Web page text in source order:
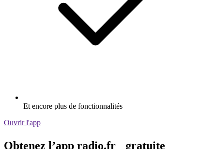
Et encore plus de fonctionnalités
Ouvrir l'app
Obtenez l’app radio.fr gratuite